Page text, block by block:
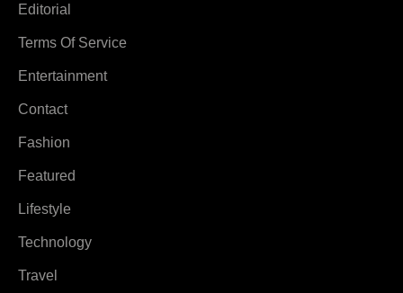
Editorial
Terms Of Service
Entertainment
Contact
Fashion
Featured
Lifestyle
Technology
Travel